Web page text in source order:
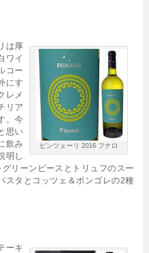
ピンツェーリ 2016 フナロ
は厚
ワイ
コー
にす
レメ
リア
。今
思い
飲み
明し
リーンピースとトリュフのスー
スタとコッツェ＆ボンゴレの2種
ーキ